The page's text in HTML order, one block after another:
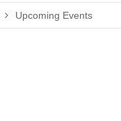
Upcoming Events